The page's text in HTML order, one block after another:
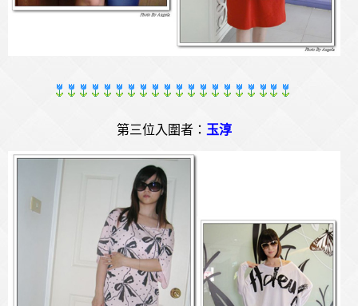
第三位入圍者： 玉淳